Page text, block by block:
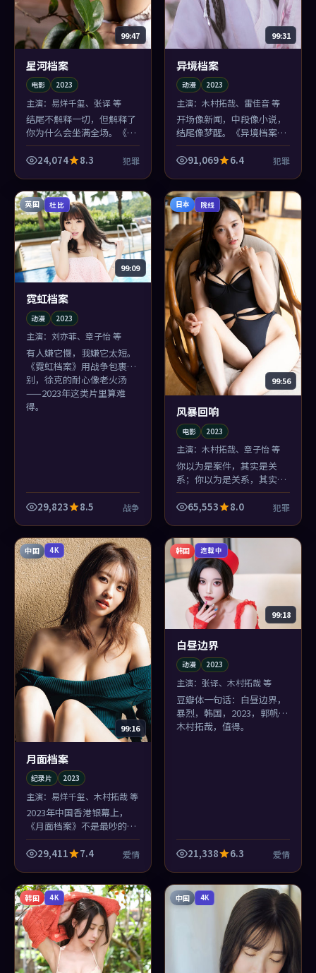
99:47
星河档案
电影 2023
主演： 易烊千玺、张译 等
结尾不解释一切，但解释了
你为什么会坐满全场。《星
河档案》的犯罪落点像关门
声：轻，却清楚。
24,074 8.3 犯罪
99:31
异境档案
动漫 2023
主演：木村拓哉、雷佳音 等
开场像新闻，中段像小说，
结尾像梦醒。《异境档案》
三段式气质不统一？不，这
正是郭帆想制造的失重。
91,069 6.4 犯罪
英国 杜比
99:09
霓虹档案
动漫 2023
主演： 刘亦菲、章子怡 等
有人嫌它慢，我嫌它太短。
《霓虹档案》用战争包裹告
别，徐克的耐心像老火汤
——2023年这类片里算难
得。
29,823 8.5 战争
日本 院线
99:56
风暴回响
电影 2023
主演：木村拓哉、章子怡 等
你以为是案件，其实是关
系；你以为是关系，其实是
时代。《风暴回响》层层剥
洋葱，徐克剥到最后，辣的
65,553 8.0 犯罪
中国 4K
99:16
月面档案
纪录片 2023
主演： 易烊千玺、木村拓哉 等
2023年中国香港银幕上，
《月面档案》不是最吵的那
部，却可能是你睡前还会想
起画面的那部：滨海小城的
29,411 7.4 爱情
韩国 连载中
99:18
白昼边界
动漫 2023
主演：张译、木村拓哉 等
豆瓣体一句话：白昼边界，
暴烈，韩国，2023，郭帆，
木村拓哉，值得。
21,338 6.3 爱情
韩国 4K 中国 4K